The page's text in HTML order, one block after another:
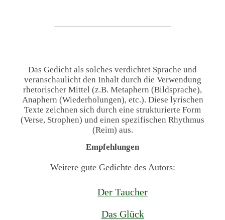
Das Gedicht als solches verdichtet Sprache und
veranschaulicht den Inhalt durch die Verwendung
rhetorischer Mittel (z.B. Metaphern (Bildsprache),
Anaphern (Wiederholungen), etc.). Diese lyrischen
Texte zeichnen sich durch eine strukturierte Form
(Verse, Strophen) und einen spezifischen Rhythmus
(Reim) aus.
Empfehlungen
Weitere gute Gedichte des Autors:
Der Taucher
Das Glück